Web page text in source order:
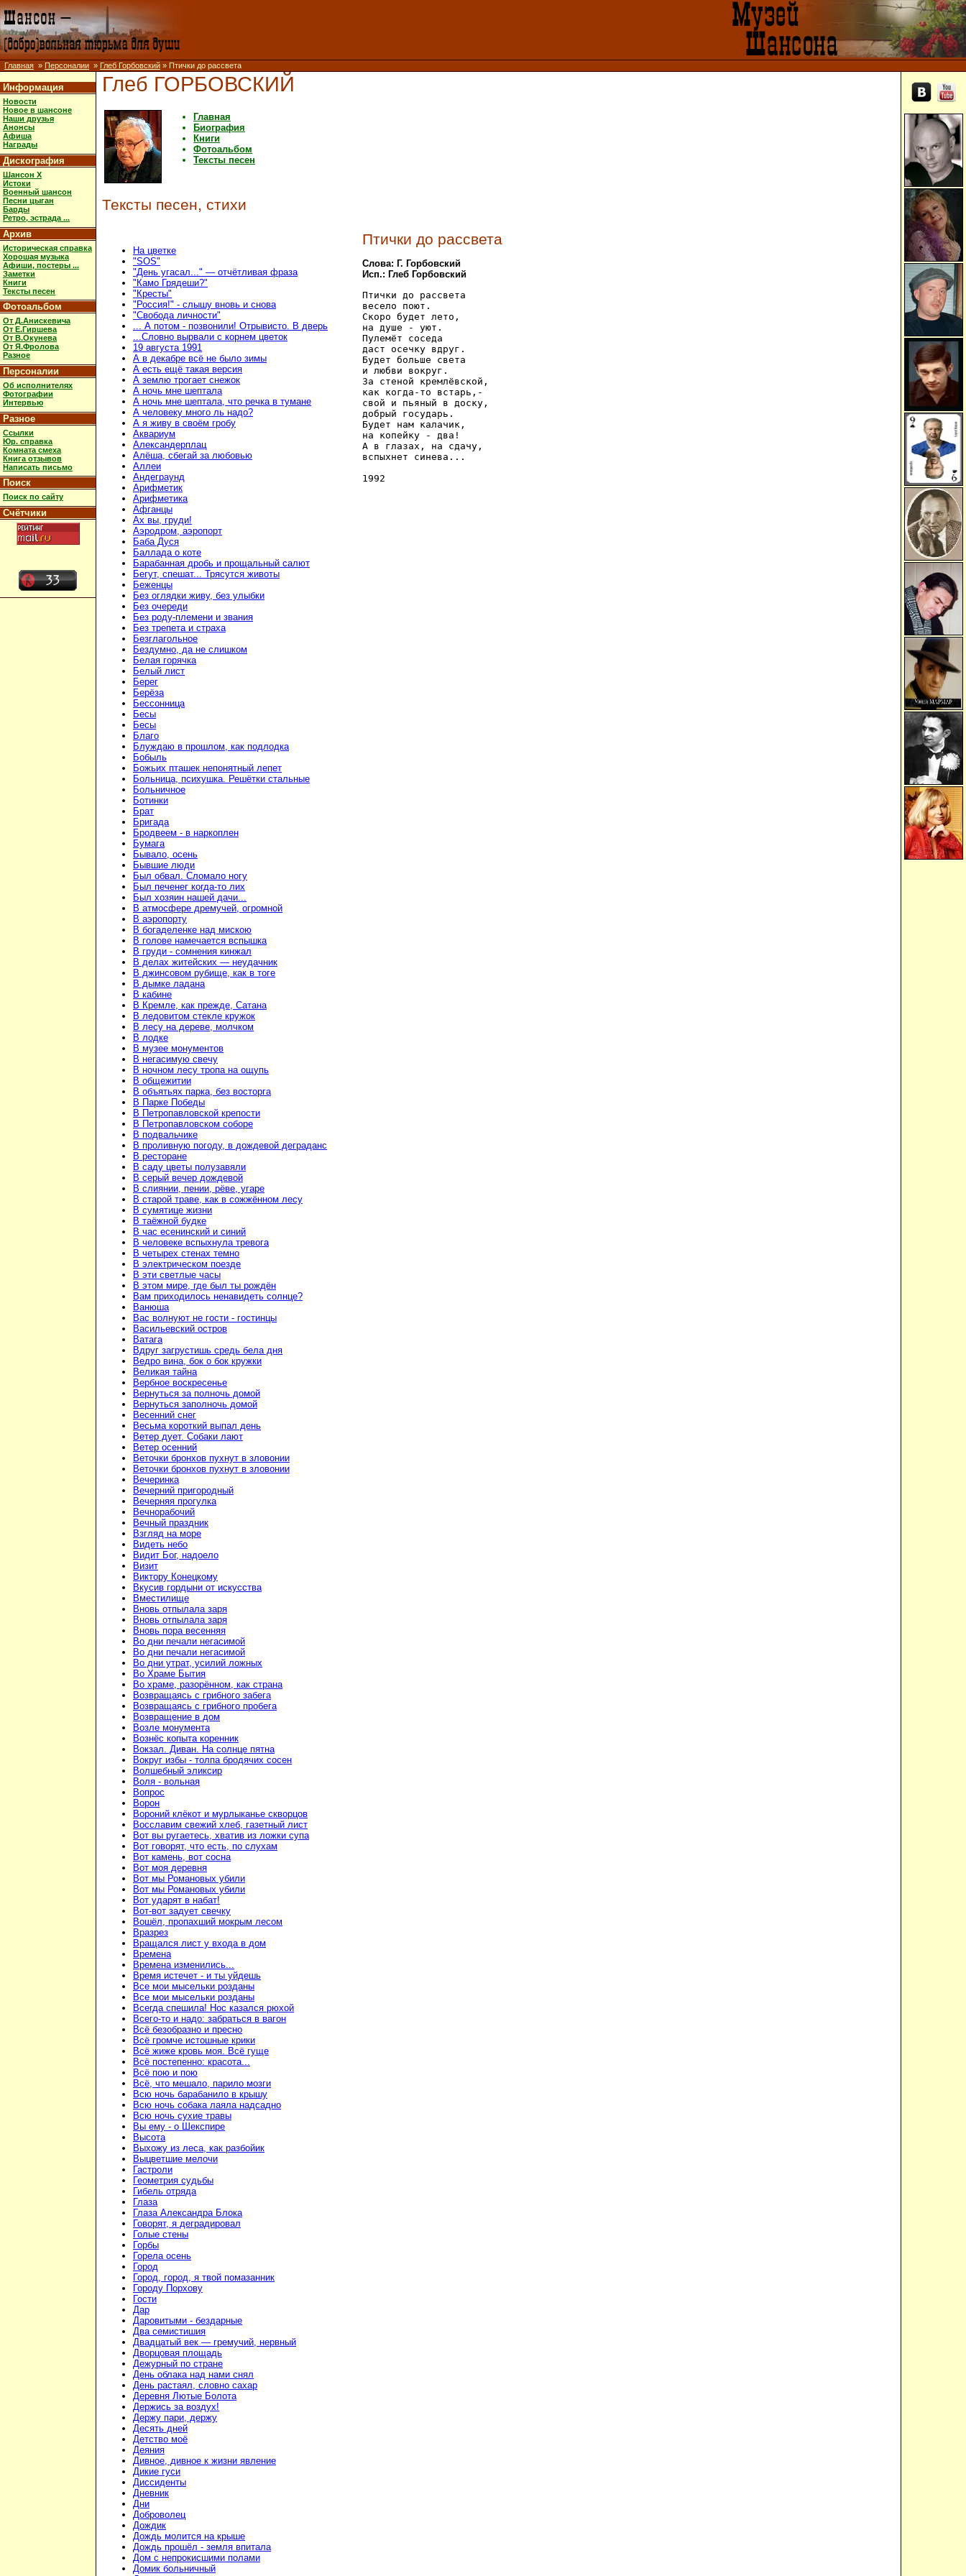
Главная » Персоналии » Глеб Горбовский » Птички до рассвета
Информация
Новости
Новое в шансоне
Наши друзья
Анонсы
Афиша
Награды
Дискография
Шансон X
Истоки
Военный шансон
Песни цыган
Барды
Ретро, эстрада ...
Архив
Историческая справка
Хорошая музыка
Афиши, постеры ...
Заметки
Книги
Тексты песен
Фотоальбом
От Д.Анискевича
От Е.Гиршева
От В.Окунева
От Я.Фролова
Разное
Персоналии
Об исполнителях
Фотографии
Интервью
Разное
Ссылки
Юр. справка
Комната смеха
Книга отзывов
Написать письмо
Поиск
Поиск по сайту
Счётчики
Глеб ГОРБОВСКИЙ
Главная
Биография
Книги
Фотоальбом
Тексты песен
Тексты песен, стихи
На цветке
"SOS"
"День угасал..." — отчётливая фраза
"Камо Грядеши?"
"Кресты"
"Россия!" - слышу вновь и снова
"Свобода личности"
... А потом - позвонили! Отрывисто. В дверь
...Словно вырвали с корнем цветок
19 августа 1991
А в декабре всё не было зимы
А есть ещё такая версия
А землю трогает снежок
А ночь мне шептала
А ночь мне шептала, что речка в тумане
А человеку много ль надо?
А я живу в своём гробу
Аквариум
Александерплац
Алёша, сбегай за любовью
Аллеи
Андеграунд
Арифметик
Арифметика
Афганцы
Ах вы, груди!
Аэродром, аэропорт
Баба Дуся
Баллада о коте
Барабанная дробь и прощальный салют
Бегут, спешат... Трясутся животы
Беженцы
Без оглядки живу, без улыбки
Без очереди
Без роду-племени и звания
Без трепета и страха
Безглагольное
Бездумно, да не слишком
Белая горячка
Белый лист
Берег
Берёза
Бессонница
Бесы
Бесы
Благо
Блуждаю в прошлом, как подлодка
Бобыль
Божьих пташек непонятный лепет
Больница, психушка. Решётки стальные
Больничное
Ботинки
Брат
Бригада
Бродвеем - в наркоплен
Бумага
Бывало, осень
Бывшие люди
Был обвал. Сломало ногу
Был печенег когда-то лих
Был хозяин нашей дачи...
В атмосфере дремучей, огромной
В аэропорту
В богаделенке над мискою
В голове намечается вспышка
В груди - сомнения кинжал
В делах житейских — неудачник
В джинсовом рубище, как в тоге
В дымке ладана
В кабине
В Кремле, как прежде, Сатана
В ледовитом стекле кружок
В лесу на дереве, молчком
В лодке
В музее монументов
В негасимую свечу
В ночном лесу тропа на ощупь
В общежитии
В объятьях парка, без восторга
В Парке Победы
В Петропавловской крепости
В Петропавловском соборе
В подвальчике
В проливную погоду, в дождевой деграданс
В ресторане
В саду цветы полузавяли
В серый вечер дождевой
В слиянии, пении, рёве, угаре
В старой траве, как в сожжённом лесу
В сумятице жизни
В таёжной будке
В час есенинский и синий
В человеке вспыхнула тревога
В четырех стенах темно
В электрическом поезде
В эти светлые часы
В этом мире, где был ты рождён
Вам приходилось ненавидеть солнце?
Ванюша
Вас волнуют не гости - гостинцы
Васильевский остров
Ватага
Вдруг загрустишь средь бела дня
Ведро вина, бок о бок кружки
Великая тайна
Вербное воскресенье
Вернуться за полночь домой
Вернуться заполночь домой
Весенний снег
Весьма короткий выпал день
Ветер дует. Собаки лают
Ветер осенний
Веточки бронхов пухнут в зловонии
Веточки бронхов пухнут в зловонии
Вечеринка
Вечерний пригородный
Вечерняя прогулка
Вечнорабочий
Вечный праздник
Взгляд на море
Видеть небо
Видит Бог, надоело
Визит
Виктору Конецкому
Вкусив гордыни от искусства
Вместилище
Вновь отпылала заря
Вновь отпылала заря
Вновь пора весенняя
Во дни печали негасимой
Во дни печали негасимой
Во дни утрат, усилий ложных
Во Храме Бытия
Во храме, разорённом, как страна
Возвращаясь с грибного забега
Возвращаясь с грибного пробега
Возвращение в дом
Возле монумента
Вознёс копыта коренник
Вокзал. Диван. На солнце пятна
Вокруг избы - толпа бродячих сосен
Волшебный эликсир
Воля - вольная
Вопрос
Ворон
Вороний клёкот и мурлыканье скворцов
Восславим свежий хлеб, газетный лист
Вот вы ругаетесь, хватив из ложки супа
Вот говорят, что есть, по слухам
Вот камень, вот сосна
Вот моя деревня
Вот мы Романовых убили
Вот мы Романовых убили
Вот ударят в набат!
Вот-вот задует свечку
Вошёл, пропахший мокрым лесом
Вразрез
Вращался лист у входа в дом
Времена
Времена изменились...
Время истечет - и ты уйдешь
Все мои мысельки розданы
Все мои мысельки розданы
Всегда спешила! Нос казался рюхой
Всего-то и надо: забраться в вагон
Всё безобразно и пресно
Всё громче истошные крики
Всё жиже кровь моя. Всё гуще
Всё постепенно: красота...
Всё пою и пою
Всё, что мешало, парило мозги
Всю ночь барабанило в крышу
Всю ночь собака лаяла надсадно
Всю ночь сухие травы
Вы ему - о Шекспире
Высота
Выхожу из леса, как разбойик
Выцветшие мелочи
Гастроли
Геометрия судьбы
Гибель отряда
Глаза
Глаза Александра Блока
Говорят, я деградировал
Голые стены
Горбы
Горела осень
Город
Город, город, я твой помазанник
Городу Порхову
Гости
Дар
Даровитыми - бездарные
Два семистишия
Двадцатый век — гремучий, нервный
Дворцовая площадь
Дежурный по стране
День облака над нами снял
День растаял, словно сахар
Деревня Лютые Болота
Держись за воздух!
Держу пари, держу
Десять дней
Детство моё
Деяния
Дивное, дивное к жизни явление
Дикие гуси
Диссиденты
Дневник
Дни
Доброволец
Дождик
Дождь молится на крыше
Дождь прошёл - земля впитала
Дом с непрокисшими полами
Домик больничный
Птички до рассвета
Слова: Г. Горбовский
Исп.: Глеб Горбовский
Птички до рассвета
весело поют.
Скоро будет лето,
на душе - уют.
Пулемёт соседа
даст осечку вдруг.
Будет больше света
и любви вокруг.
За стеной кремлёвской,
как когда-то встарь,-
свой и пьяный в доску,
добрый государь.
Будет нам калачик,
на копейку - два!
А в глазах, на сдачу,
вспыхнет синева...